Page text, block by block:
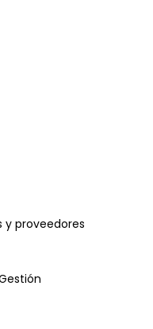
proveedores